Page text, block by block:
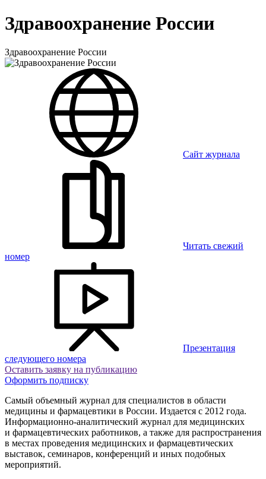
Здравоохранение России
Здравоохранение России
Сайт журнала
Читать свежий
номер
Презентация
следующего номера
Оставить заявку на публикацию
Оформить подписку
Самый объемный журнал для специалистов в области
медицины и фармацевтики в России. Издается с 2012 года.
Информационно-аналитический журнал для медицинских
и фармацевтических работников, а также для распространения
в местах проведения медицинских и фармацевтических
выставок, семинаров, конференций и иных подобных
мероприятий.